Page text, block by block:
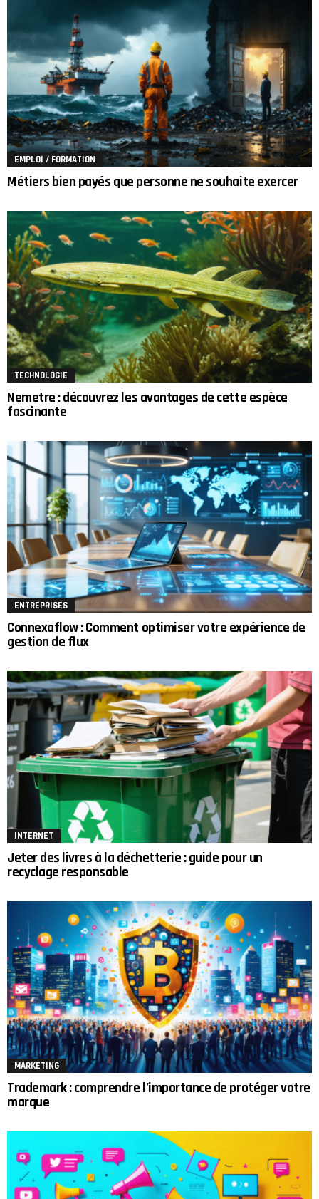
EMPLOI / FORMATION
Métiers bien payés que personne ne souhaite exercer
TECHNOLOGIE
Nemetre : découvrez les avantages de cette espèce
fascinante
ENTREPRISES
Connexaflow : Comment optimiser votre expérience de
gestion de flux
INTERNET
Jeter des livres à la déchetterie : guide pour un
recyclage responsable
MARKETING
Trademark : comprendre l’importance de protéger votre
marque